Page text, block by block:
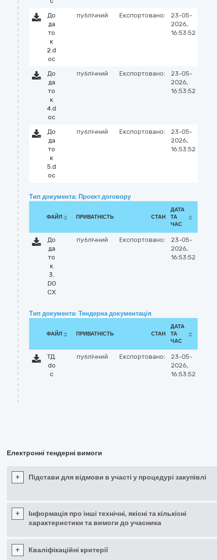
До
да
то
к
2.d
oc
публічний Експортовано:
23-05-
2026,
16:53:52
До
да
то
к
4.d
oc
публічний Експортовано:
23-05-
2026,
16:53:52
До
да
то
к
5.d
oc
публічний Експортовано:
23-05-
2026,
16:53:52
Тип документа: Проект договору
ФАЙЛ ПРИВАТНІСТЬ СТАН
ДАТА
ТА
ЧАС
До
да
то
к
3.
DO
CX
публічний Експортовано:
23-05-
2026,
16:53:52
Тип документа: Тендерна документація
ФАЙЛ ПРИВАТНІСТЬ СТАН
ДАТА
ТА
ЧАС
ТД.
do
c
публічний Експортовано:
23-05-
2026,
16:53:52
Електронні тендерні вимоги
+ Підстави для відмови в участі у процедурі закупівлі
+
Інформація про інші технічні, якісні та кількісні
характеристики та вимоги до учасника
+ Кваліфікаційні критерії